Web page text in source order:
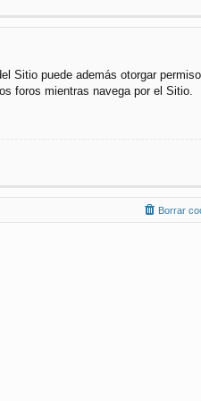
Sitio puede además otorgar
foros mientras navega por el Sitio.
Borrar